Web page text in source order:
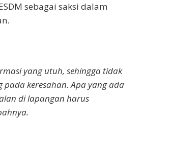
sebagai saksi dalam
yang utuh, sehingga tidak
keresahan. Apa yang ada
di lapangan harus